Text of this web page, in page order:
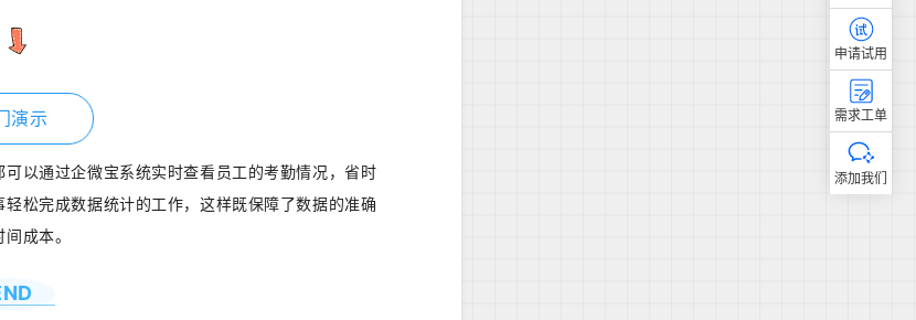
演示
以通过企微宝系统实时查看员工的考勤情况，省时
松完成数据统计的工作，这样既保障了数据的准确
成本。
申请试用
需求工单
添加我们